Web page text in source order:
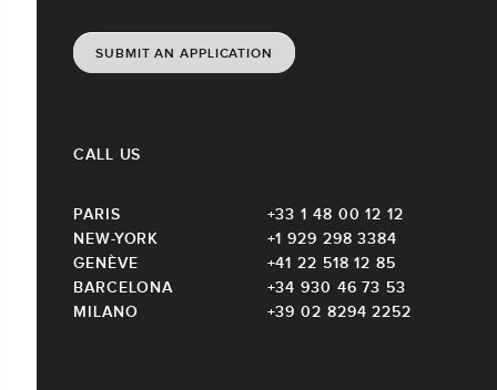
SUBMIT AN APPLICATION
CALL US
PARIS
+33 1 48 00 12 12
NEW-YORK
+1 929 298 3384
GENÈVE
+41 22 518 12 85
BARCELONA
+34 930 46 73 53
MILANO
+39 02 8294 2252